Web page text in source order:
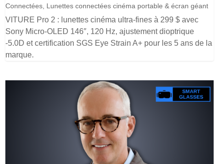
Connectées Lunettes connectées cinéma portable & écran géant
VITURE Pro 2 : lunettes cinéma ultra-fines à 299 $ avec
Sony Micro-OLED 146″, 120 Hz, ajustement dioptrique
-5.0D et certification SGS Eye Strain A+ pour les 5 ans de la
marque.